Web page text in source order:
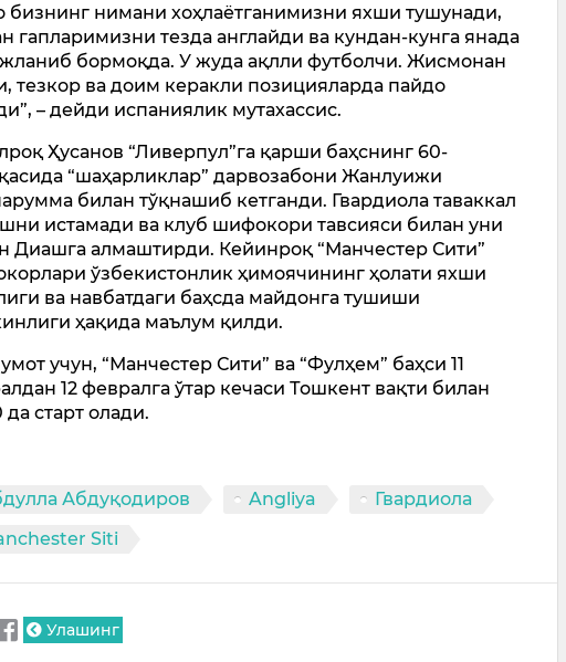
нимани хоҳлаётганимизни яхши тушунади,
гапларимизни тезда англайди ва кундан-кунга янада
бормоқда. У жуда ақлли футболчи. Жисмонан
тезкор ва доим керакли позицияларда пайдо
– дейди испаниялик мутахассис.
Ҳусанов “Ливерпул”га қарши баҳснинг 60-
“шаҳарликлар” дарвозабони Жанлуижи
билан тўқнашиб кетганди. Гвардиола таваккал
истамади ва клуб шифокори тавсияси билан уни
Диашга алмаштирди. Кейинроқ “Манчестер Сити”
ўзбекистонлик ҳимоячининг ҳолати яхши
ва навбатдаги баҳсда майдонга тушиши
ҳақида маълум қилди.
учун, “Манчестер Сити” ва “Фулҳем” баҳси 11
12 февралга ўтар кечаси Тошкент вақти билан
да старт олади.
Абдуқодиров Angliya
Гвардиола
Siti
Улашинг